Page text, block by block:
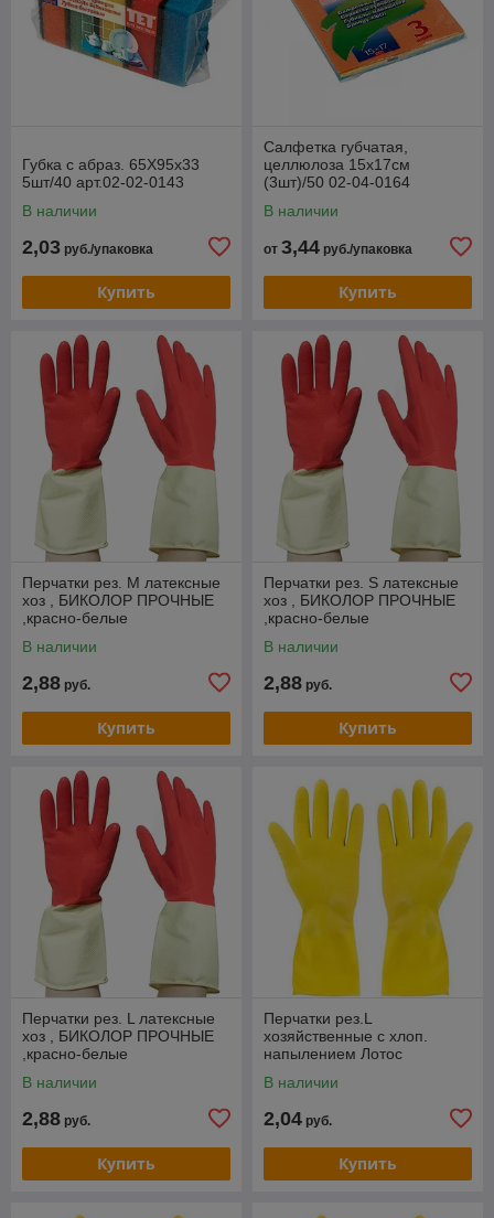
Губка с абраз. 65Х95х33
5шт/40 арт.02-02-0143
В наличии
2,03 руб./упаковка
Купить
Салфетка губчатая,
целлюлоза 15х17см
(3шт)/50 02-04-0164
В наличии
от 3,44 руб./упаковка
Купить
Перчатки рез. М латексные
хоз , БИКОЛОР ПРОЧНЫЕ
,красно-белые
В наличии
2,88 руб.
Купить
Перчатки рез. S латексные
хоз , БИКОЛОР ПРОЧНЫЕ
,красно-белые
В наличии
2,88 руб.
Купить
Перчатки рез. L латексные
хоз , БИКОЛОР ПРОЧНЫЕ
,красно-белые
В наличии
2,88 руб.
Купить
Перчатки рез.L
хозяйственные с хлоп.
напылением Лотос
В наличии
2,04 руб.
Купить